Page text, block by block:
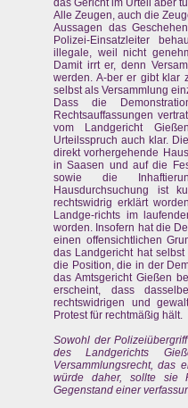
das Gericht im Urteil aber
Alle Zeugen, auch die
Aussagen das
Polizei-Einsatzleiter
illegale, weil nicht
Damit irrt er, denn
werden. A-ber er gibt klar
selbst als Versammlung
Dass die
Rechtsauffassungen
vom Landgericht
Urteilsspruch auch klar.
direkt vorhergehende
in Saasen und auf die
sowie die
Hausdurchsuchung ist
rechtswidrig erklärt
Landge-richts im
worden. Insofern hat die
einen offensichtlichen
das Landgericht hat
die Position, die in der
das Amtsgericht Gießen
erscheint, dass
rechtswidrigen und
Protest für rechtmäßig hält.
Sowohl der
des Landgerichts
Versammlungsrecht, das
würde daher, sollte sie
Gegenstand einer